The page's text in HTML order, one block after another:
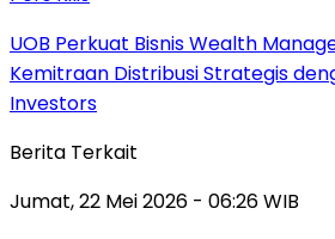
UOB Perkuat Bisnis Wealth
Kemitraan Distribusi Strategis
Investors
Berita Terkait
Jumat, 22 Mei 2026 - 06:26 WIB